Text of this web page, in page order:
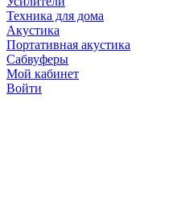
Техника для дома
Акустика
Портативная акустика
Сабвуферы
Мой кабинет
Войти